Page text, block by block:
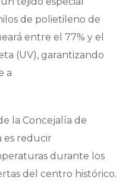
de polietileno de
entre el 77% y el
(UV), garantizando
a
la Concejalía de
es reducir
durante los
del centro histórico.